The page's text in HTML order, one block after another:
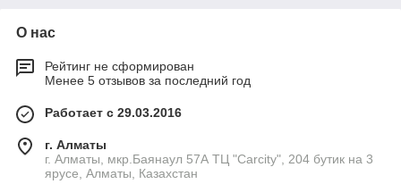
О нас
Рейтинг не сформирован
Менее 5 отзывов за последний год
Работает с 29.03.2016
г. Алматы
г. Алматы, мкр.Баянаул 57А ТЦ "Carcity", 204 бутик на 3
ярусе, Алматы, Казахстан